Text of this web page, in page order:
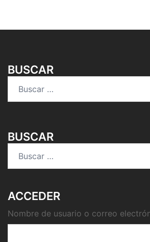
BUSCAR
BUSCAR
ACCEDER
Nombre de usuario o correo